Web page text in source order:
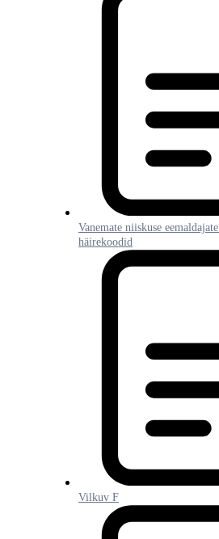
Vanemate niiskuse
häirekoodid
Vilkuv F